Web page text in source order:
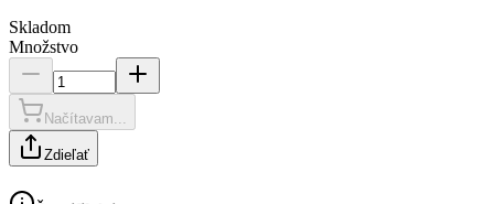
Skladom
Množstvo
Načítavam...
Zdieľať